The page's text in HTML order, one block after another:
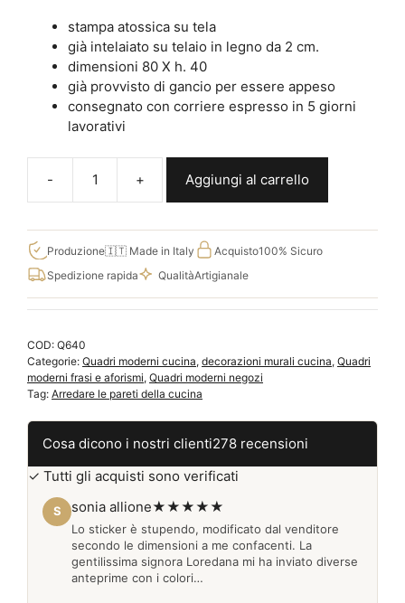
stampa atossica su tela
già intelaiato su telaio in legno da 2 cm.
dimensioni 80 X h. 40
già provvisto di gancio per essere appeso
consegnato con corriere espresso in 5 giorni
lavorativi
Quadro
cucina
con
frase
sul
Q640
Aggiungi al carrello
Produzione🇮🇹 Made in Italy Acquisto100% Sicuro
Spedizione rapida
QualitàArtigianale
COD: Q640
Categorie: Quadri moderni cucina, decorazioni murali cucina, Quadri
moderni frasi e aforismi, Quadri moderni negozi
Tag: Arredare le pareti della cucina
Cosa dicono i nostri clienti278 recensioni
✓ Tutti gli acquisti sono verificati
S sonia allione★★★★★
Lo sticker è stupendo, modificato dal venditore
secondo le dimensioni a me confacenti. La
gentilissima signora Loredana mi ha inviato diverse
anteprime con i colori…